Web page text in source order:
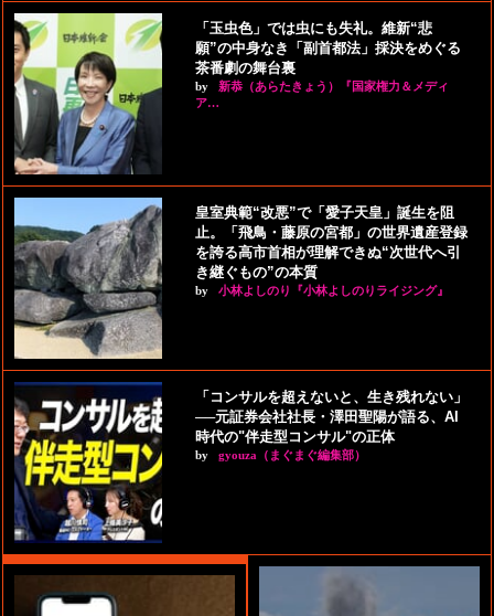
「玉虫色」では虫にも失礼。維新“悲
願”の中身なき「副首都法」採決をめぐる
茶番劇の舞台裏
by
新恭（あらたきょう）『国家権力＆メディ
ア…
皇室典範“改悪”で「愛子天皇」誕生を阻
止。「飛鳥・藤原の宮都」の世界遺産登録
を誇る高市首相が理解できぬ“次世代へ引
き継ぐもの”の本質
by 小林よしのり『小林よしのりライジング』
「コンサルを超えないと、生き残れない」
──元証券会社社長・澤田聖陽が語る、AI
時代の"伴走型コンサル"の正体
by gyouza（まぐまぐ編集部）